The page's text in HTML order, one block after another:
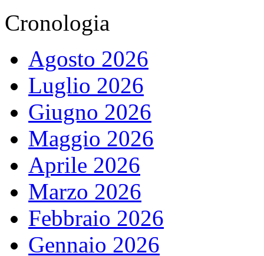
Cronologia
Agosto 2026
Luglio 2026
Giugno 2026
Maggio 2026
Aprile 2026
Marzo 2026
Febbraio 2026
Gennaio 2026